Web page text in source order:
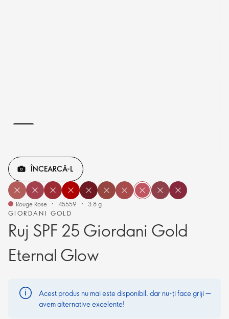
GIORDANI GOLD
Ruj SPF 25 Giordani Gold
Eternal Glow
ÎNCEARCĂ-L
Rouge Rose 45559 3.8 g
Acest produs nu mai este disponibil, dar nu-ți face griji —
avem alternative excelente!